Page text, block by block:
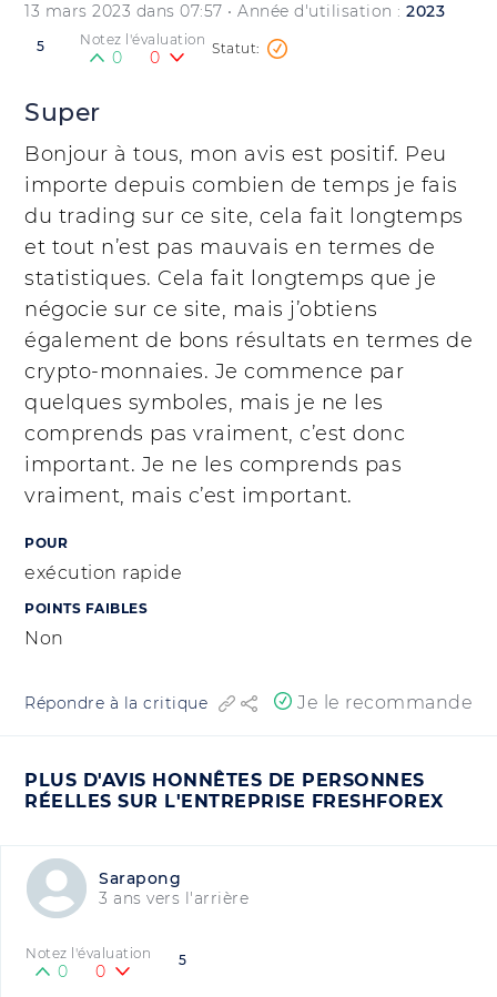
13 mars 2023 dans 07:57 • Année d'utilisation : 2023
5 Notez l'évaluation
0 0
Super
Bonjour à tous, mon avis est positif. Peu
importe depuis combien de temps je fais
du trading sur ce site, cela fait longtemps
et tout n’est pas mauvais en termes de
statistiques. Cela fait longtemps que je
négocie sur ce site, mais j’obtiens
également de bons résultats en termes de
crypto-monnaies. Je commence par
quelques symboles, mais je ne les
comprends pas vraiment, c’est donc
important. Je ne les comprends pas
vraiment, mais c’est important.
POUR
exécution rapide
POINTS FAIBLES
Non
Répondre à la critique Je le recommande
PLUS D'AVIS HONNÊTES DE PERSONNES
RÉELLES SUR L'ENTREPRISE FRESHFOREX
Sarapong
3 ans vers l'arrière
5
Notez l'évaluation
0 0